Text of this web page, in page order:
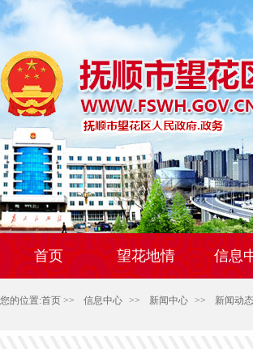
首页 望花地情 信息
您的位置:首页 >> 信息中心 >> 新闻中心 >> 新闻动态